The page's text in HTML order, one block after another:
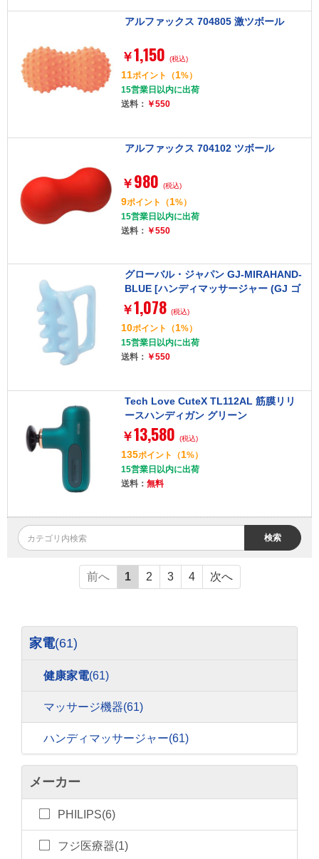
アルファックス 704805 激ツボール
￥1,150 (税込)
11ポイント （1%）
15営業日以内に出荷
送料： ￥550
アルファックス 704102 ツボール
￥ 980 (税込)
9ポイント （1%）
15営業日以内に出荷
送料： ￥550
グローバル・ジャパン GJ-MIRAHAND-
BLUE [ハンディマッサージャー (GJ ゴ
リゴリ ミラハンド)]
￥1,078 (税込)
10ポイント （1%）
15営業日以内に出荷
送料： ￥550
Tech Love CuteX TL112AL 筋膜リリ
ースハンディガン グリーン
￥13,580 (税込)
135ポイント （1%）
15営業日以内に出荷
送料： 無料
検索
前へ 1 2 3 4 次へ
家電(61)
健康家電(61)
マッサージ機器(61)
ハンディマッサージャー(61)
メーカー
PHILIPS(6)
フジ医療器(1)